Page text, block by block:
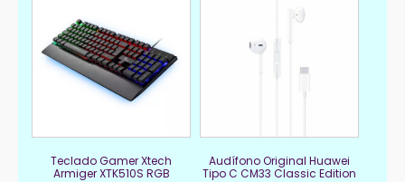
Teclado Gamer Xtech
Armiger XTK510S RGB
Audífono Original Huawei
Tipo C CM33 Classic Edition